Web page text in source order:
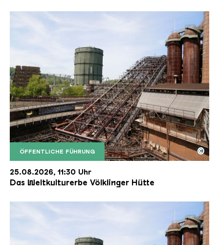
ÖFFENTLICHE FÜHRUNG
Der Erzschrägaufzug der Völklinger Hütte mit
Copyright: Weltkulturerbe Völklinger Hütte | Karl
©
25.08.2026, 11:30 Uhr
Das Weltkulturerbe Völklinger Hütte